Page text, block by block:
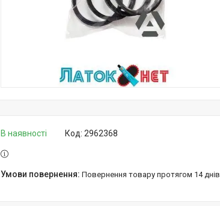
В наявності Код: 2962368
повернення товару протягом 14 днів